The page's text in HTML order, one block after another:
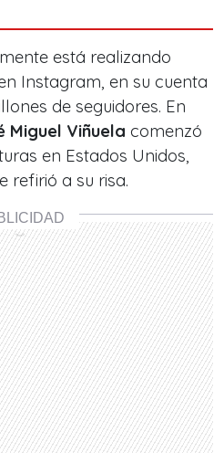
está realizando
Instagram, en su cuenta
de seguidores. En
Miguel Viñuela comenzó
en Estados Unidos,
refirió a su risa.